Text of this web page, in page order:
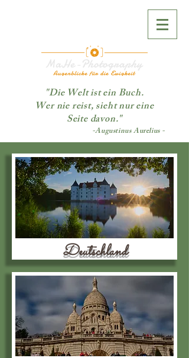
Deutschland
"Die Welt ist ein Buch.
Wer nie reist, sieht nur eine
Seite davon."
-Augustinus Aurelius -